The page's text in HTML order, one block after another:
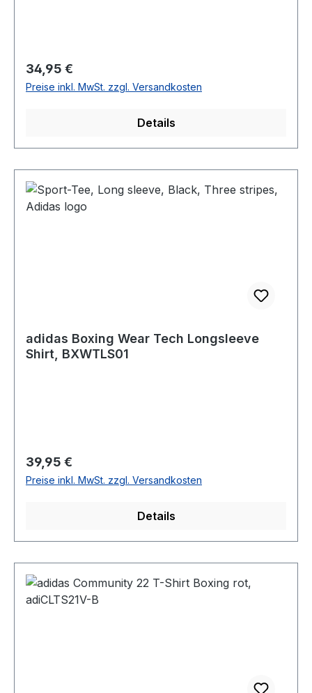
Regulärer Preis:
34,95 €
Preise inkl. MwSt. zzgl. Versandkosten
Details
adidas Boxing Wear Tech Longsleeve
Shirt, BXWTLS01
Regulärer Preis:
39,95 €
Preise inkl. MwSt. zzgl. Versandkosten
Details